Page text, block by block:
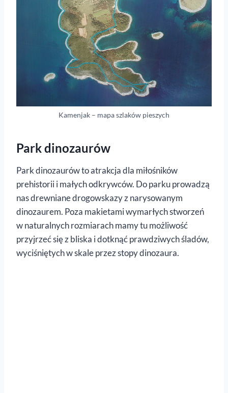
Kamenjak – mapa szlaków pieszych
Park dinozaurów
Park dinozaurów to atrakcja dla miłośników
prehistorii i małych odkrywców. Do parku prowadzą
nas drewniane drogowskazy z narysowanym
dinozaurem. Poza makietami wymarłych stworzeń
w naturalnych rozmiarach mamy tu możliwość
przyjrzeć się z bliska i dotknąć prawdziwych śladów,
wyciśniętych w skale przez stopy dinozaura.